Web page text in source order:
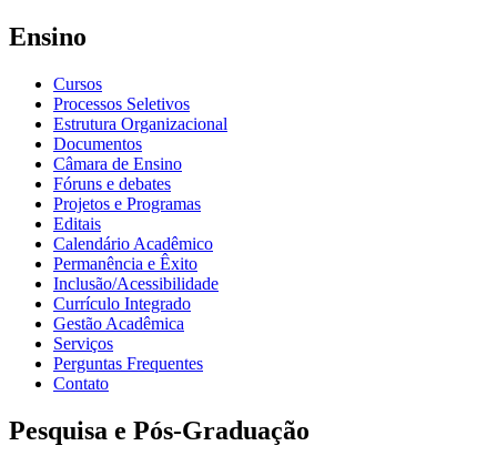
Ensino
Cursos
Processos Seletivos
Estrutura Organizacional
Documentos
Câmara de Ensino
Fóruns e debates
Projetos e Programas
Editais
Calendário Acadêmico
Permanência e Êxito
Inclusão/Acessibilidade
Currículo Integrado
Gestão Acadêmica
Serviços
Perguntas Frequentes
Contato
Pesquisa e Pós-Graduação